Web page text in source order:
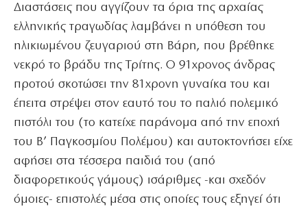
Διαστάσεις που αγγίζουν τα όρια της αρχαίας
ελληνικής τραγωδίας λαμβάνει η υπόθεση του
ηλικιωμένου ζευγαριού στη Βάρη, που βρέθηκε
νεκρό το βράδυ της Τρίτης. Ο 91χρονος άνδρας
προτού σκοτώσει την 81χρονη γυναίκα του και
έπειτα στρέψει στον εαυτό του το παλιό πολεμικό
πιστόλι του (το κατείχε παράνομα από την εποχή
του Β’ Παγκοσμίου Πολέμου) και αυτοκτονήσει είχε
αφήσει στα τέσσερα παιδιά του (από
διαφορετικούς γάμους) ισάριθμες -και σχεδόν
όμοιες- επιστολές μέσα στις οποίες τους εξηγεί ότι